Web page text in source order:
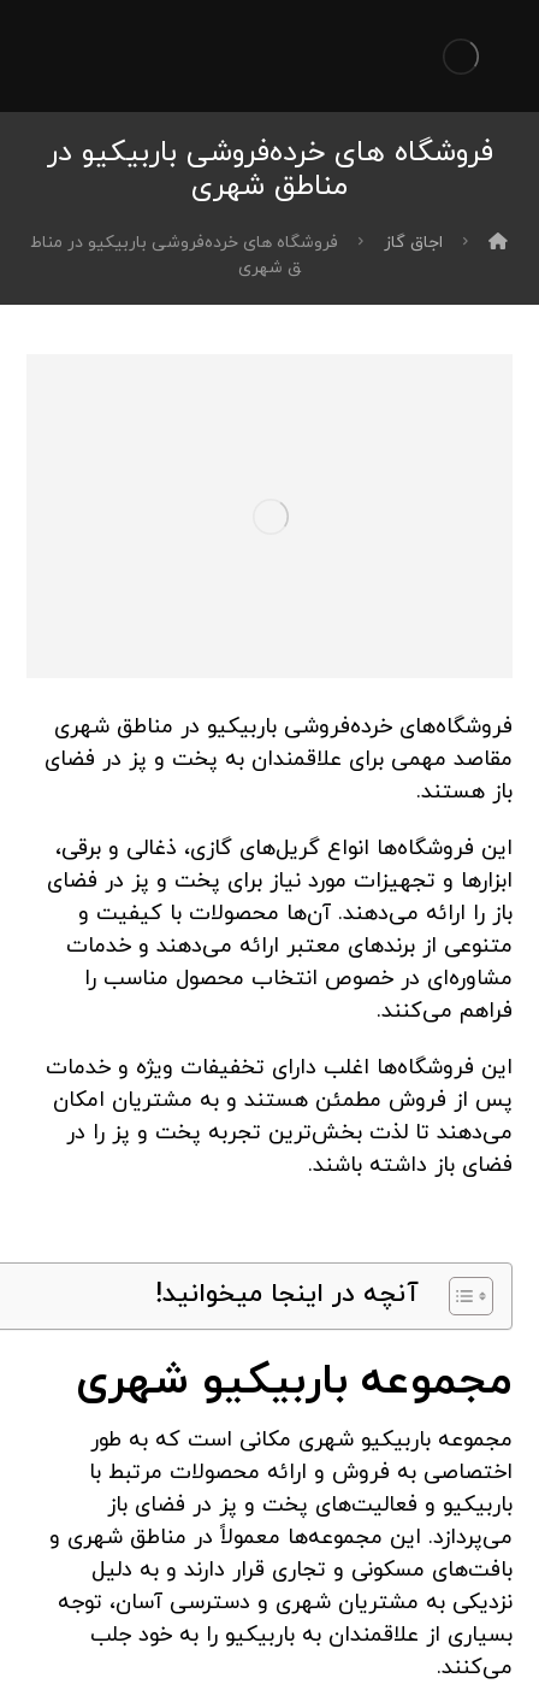
فروشگاه ‌های خرده‌فروشی باربیکیو در
مناطق شهری
اجاق گاز
فروشگاه ‌های خرده‌فروشی باربیکیو در مناط
ق شهری
فروشگاه‌های خرده‌فروشی باربیکیو در مناطق شهری
مقاصد مهمی برای علاقمندان به پخت و پز در فضای
باز هستند.
این فروشگاه‌ها انواع گریل‌های گازی، ذغالی و برقی،
ابزارها و تجهیزات مورد نیاز برای پخت و پز در فضای
باز را ارائه می‌دهند. آن‌ها محصولات با کیفیت و
متنوعی از برندهای معتبر ارائه می‌دهند و خدمات
مشاوره‌ای در خصوص انتخاب محصول مناسب را
فراهم می‌کنند.
این فروشگاه‌ها اغلب دارای تخفیفات ویژه و خدمات
پس از فروش مطمئن هستند و به مشتریان امکان
می‌دهند تا لذت بخش‌ترین تجربه پخت و پز را در
فضای باز داشته باشند.
آنچه در اینجا میخوانید!
مجموعه باربیکیو شهری
مجموعه باربیکیو شهری مکانی است که به طور
اختصاصی به فروش و ارائه محصولات مرتبط با
باربیکیو و فعالیت‌های پخت و پز در فضای باز
می‌پردازد. این مجموعه‌ها معمولاً در مناطق شهری و
بافت‌های مسکونی و تجاری قرار دارند و به دلیل
نزدیکی به مشتریان شهری و دسترسی آسان، توجه
بسیاری از علاقمندان به باربیکیو را به خود جلب
می‌کنند.